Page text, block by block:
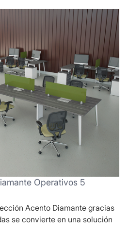
Operativos 5
Acento Diamante gracias
se convierte en una solución